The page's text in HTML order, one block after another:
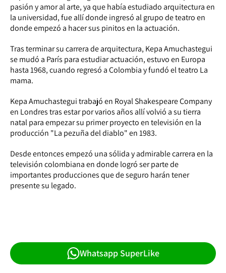
pasión y amor al arte, ya que había estudiado arquitectura en
la universidad, fue allí donde ingresó al grupo de teatro en
donde empezó a hacer sus pinitos en la actuación.
Tras terminar su carrera de arquitectura, Kepa Amuchastegui
se mudó a París para estudiar actuación, estuvo en Europa
hasta 1968, cuando regresó a Colombia y fundó el teatro La
mama.
Kepa Amuchastegui trabajó en Royal Shakespeare Company
en Londres tras estar por varios años allí volvió a su tierra
natal para empezar su primer proyecto en televisión en la
producción "La pezuña del diablo" en 1983.
Desde entonces empezó una sólida y admirable carrera en la
televisión colombiana en donde logró ser parte de
importantes producciones que de seguro harán tener
presente su legado.
Whatsapp SuperLike